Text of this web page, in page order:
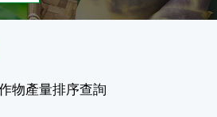
物產量排序查詢